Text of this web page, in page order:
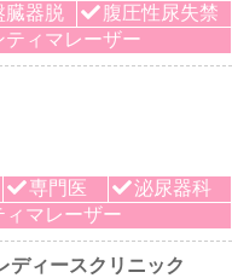
臓器脱
腹圧性尿失禁
ティマレーザー
専門医
泌尿器科
ィマレーザー
ディースクリニック